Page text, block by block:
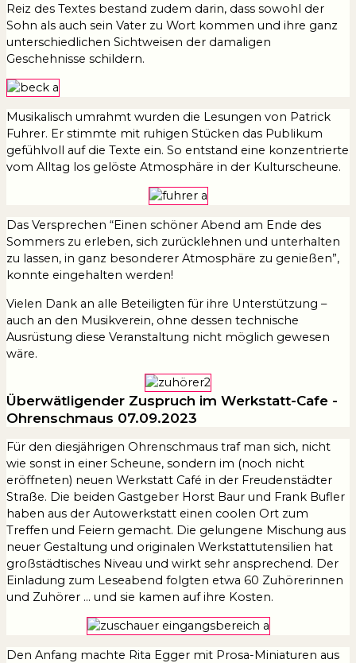
Reiz des Textes bestand zudem darin, dass sowohl der
Sohn als auch sein Vater zu Wort kommen und ihre ganz
unterschiedlichen Sichtweisen der damaligen
Geschehnisse schildern.
Musikalisch umrahmt wurden die Lesungen von Patrick
Fuhrer. Er stimmte mit ruhigen Stücken das Publikum
gefühlvoll auf die Texte ein. So entstand eine konzentrierte
vom Alltag los gelöste Atmosphäre in der Kulturscheune.
Das Versprechen “Einen schöner Abend am Ende des
Sommers zu erleben, sich zurücklehnen und unterhalten
zu lassen, in ganz besonderer Atmosphäre zu genießen”,
konnte eingehalten werden!
Vielen Dank an alle Beteiligten für ihre Unterstützung –
auch an den Musikverein, ohne dessen technische
Ausrüstung diese Veranstaltung nicht möglich gewesen
wäre.
Überwätligender Zuspruch im Werkstatt-Cafe -
Ohrenschmaus 07.09.2023
Für den diesjährigen Ohrenschmaus traf man sich, nicht
wie sonst in einer Scheune, sondern im (noch nicht
eröffneten) neuen Werkstatt Café in der Freudenstädter
Straße. Die beiden Gastgeber Horst Baur und Frank Bufler
haben aus der Autowerkstatt einen coolen Ort zum
Treffen und Feiern gemacht. Die gelungene Mischung aus
neuer Gestaltung und originalen Werkstattutensilien hat
großstädtisches Niveau und wirkt sehr ansprechend. Der
Einladung zum Leseabend folgten etwa 60 Zuhörerinnen
und Zuhörer … und sie kamen auf ihre Kosten.
Den Anfang machte Rita Egger mit Prosa-Miniaturen aus